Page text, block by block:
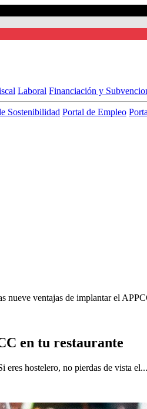
Laboral Financiación y
Sostenibilidad Portal de Empleo
nueve ventajas de implantar el
en tu restaurante
eres hostelero, no pierdas de vista el...